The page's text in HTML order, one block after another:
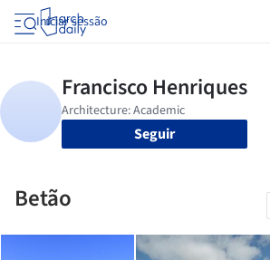
Iniciar sessão
Seguir
Betão